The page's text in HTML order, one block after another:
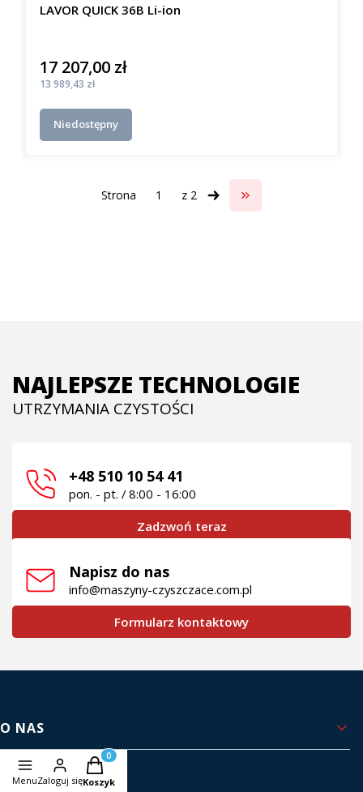
LAVOR QUICK 36B Li-ion
Cena
17 207,00 zł
Cena
13 989,43 zł
Niedostępny
Strona z 2 Przejdź do ostatniej
NAJLEPSZE TECHNOLOGIE
UTRZYMANIA CZYSTOŚCI
+48 510 10 54 41
pon. - pt. / 8:00 - 16:00
Zadzwoń teraz
Napisz do nas
info@maszyny-czyszczace.com.pl
Formularz kontaktowy
Linki w stopce
O NAS
Kontakt i dane firmy
MenuZaloguj się
Produkty w koszyku: 0. Zobacz szczegóły
Koszyk